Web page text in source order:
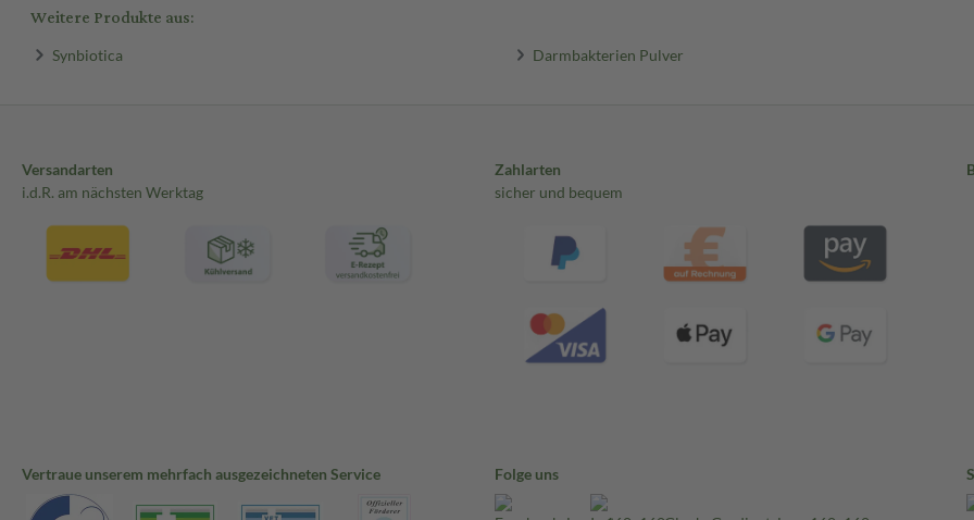
Weitere Produkte aus:
Synbiotica Darmbakterien Pulver
Versandarten
i.d.R. am nächsten Werktag
Zahlarten
sicher und bequem
Vertraue unserem mehrfach ausgezeichneten Service Folge uns